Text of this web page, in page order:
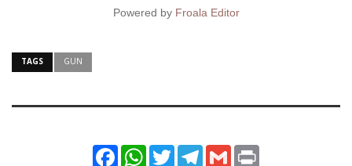
Powered by Froala Editor
TAGS GUN
FacebookWhatsApp
TwitterTelegram
Gmail